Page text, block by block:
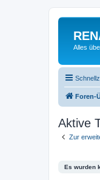
Alles
Foren-
Aktive
Zur
Es wurden